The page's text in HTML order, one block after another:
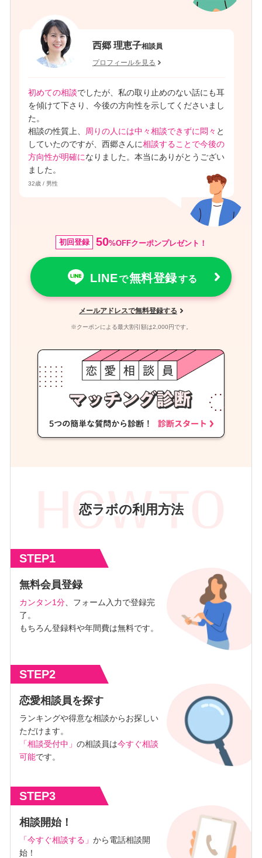
西郷 理恵子相談員
プロフィールを見る
初めての相談でしたが、私の取り止めのない話にも耳
を傾けて下さり、今後の方向性を示してくださいまし
た。
相談の性質上、
周りの人には中々相談できずに悶々 と
していたのですが、西郷さんに相談することで今後の
方向性が明確になりました。本当にありがとうござい
ました。
32歳 / 男性
初回登録 50%OFFクーポンプレゼント！
LINEで無料登録する
メールアドレスで無料登録する
※クーポンによる最大割引額は2,000円です。
恋ラボの利用方法
STEP1
無料会員登録
カンタン1分 、フォーム入力で登録完
了。
もちろん登録料や年間費は無料です。
STEP2
恋愛相談員を探す
ランキングや得意な相談からお探しい
ただけます。
「相談受付中」 の相談員は今すぐ相談
可能です。
STEP3
相談開始！
「今すぐ相談する」 から電話相談開
始！